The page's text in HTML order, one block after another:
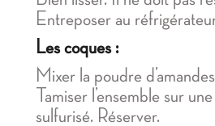
Entreposer au
Les coques :
Mixer la poudre
Tamiser l’ensemble sur
sulfurisé. Réserver.